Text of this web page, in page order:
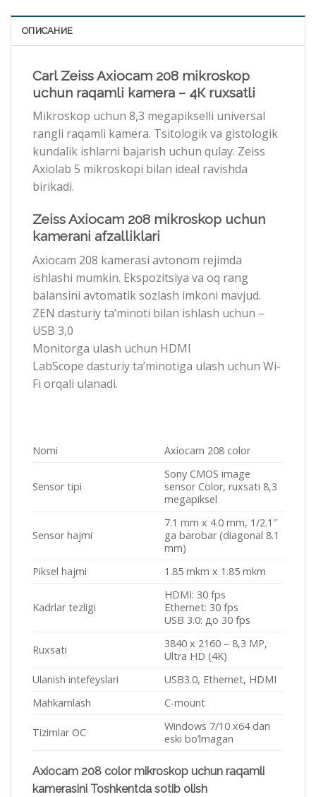
ОПИСАНИЕ
Carl Zeiss Axiocam 208 mikroskop
uchun raqamli kamera – 4К ruxsatli
Mikroskop uchun 8,3 megapikselli universal
rangli raqamli kamera. Tsitologik va gistologik
kundalik ishlarni bajarish uchun qulay. Zeiss
Axiolab 5 mikroskopi bilan ideal ravishda
birikadi.
Zeiss Axiocam 208 mikroskop uchun
kamerani afzalliklari
Axiocam 208 kamerasi avtonom rejimda
ishlashi mumkin. Ekspozitsiya va oq rang
balansini avtomatik sozlash imkoni mavjud.
ZEN dasturiy ta’minoti bilan ishlash uchun –
USB 3,0
Monitorga ulash uchun HDMI
LabScope dasturiy ta’minotiga ulash uchun Wi-
Fi orqali ulanadi.
Nomi Axiocam 208 color
Sensor tipi
Sony CMOS image
sensor Color, ruxsati 8,3
megapiksel
Sensor hajmi
7.1 mm x 4.0 mm, 1/2.1″
ga barobar (diagonal 8.1
mm)
Piksel hajmi
1.85 mkm x 1.85 mkm
Kadrlar tezligi
HDMI: 30 fps
Ethernet: 30 fps
USB 3.0: до 30 fps
Ruxsati
3840 х 2160 – 8,3 MP,
Ultra HD (4K)
Ulanish intefeyslari
USB3.0, Ethernet, HDMI
Mahkamlash
С-mount
Tizimlar ОС
Windows 7/10 x64 dan
eski bo’lmagan
Axiocam 208 color mikroskop uchun raqamli
kamerasini Toshkentda sotib olish